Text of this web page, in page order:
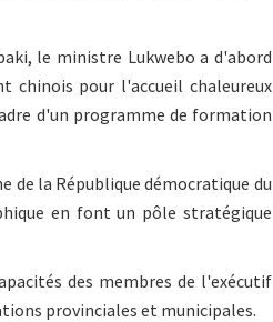
le ministre Lukwebo a d'abord
chinois pour l'accueil chaleureux
d'un programme de formation
la République démocratique du
en font un pôle stratégique
des membres de l'exécutif
provinciales et municipales.